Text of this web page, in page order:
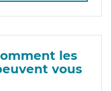
les
vous